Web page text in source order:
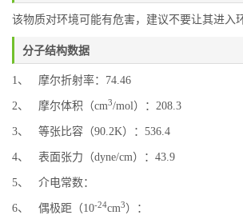
该物质对环境可能有危害，建议不要让其进入
分子结构数据
1、 摩尔折射率：74.46
2、 摩尔体积（cm3/mol）：208.3
3、 等张比容（90.2K）：536.4
4、 表面张力（dyne/cm）：43.9
5、 介电常数：
6、 偶极距（10-24cm3）：